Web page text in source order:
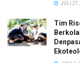
JULI
Tim